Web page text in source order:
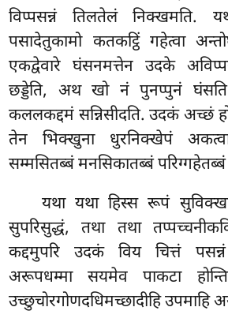
विप्पसन्नं तिलतेलं निक्खमति.
पसादेतुकामो कतकट्ठिं गहेत्वा
एकद्वेवारे घंसनमत्तेन उदके
छड्डेति, अथ खो नं पुनप्पुनं
कललकद्दमं सन्निसीदति. उदकं अच्छं
तेन भिक्खुना धुरनिक्खेपं
सम्मसितब्बं मनसिकातब्बं
यथा यथा हिस्स रूपं
सुपरिसुद्धं, तथा तथा
कद्दमुपरि उदकं विय चित्तं पसन्नं
अरूपधम्मा सयमेव पाकटा
उच्छुचोरगोणदधिमच्छादीहि उपमाहि